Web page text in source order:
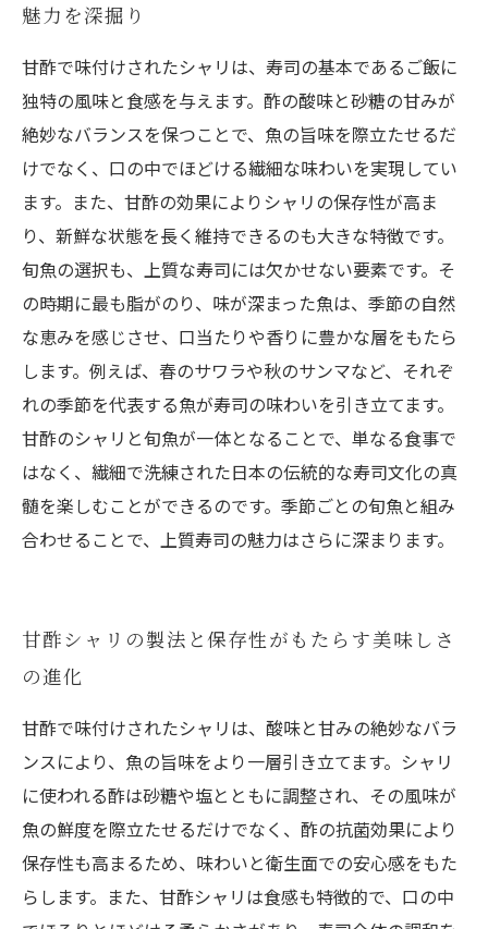
魅力を深掘り
甘酢で味付けされたシャリは、寿司の基本であるご飯に
独特の風味と食感を与えます。酢の酸味と砂糖の甘みが
絶妙なバランスを保つことで、魚の旨味を際立たせるだ
けでなく、口の中でほどける繊細な味わいを実現してい
ます。また、甘酢の効果によりシャリの保存性が高ま
り、新鮮な状態を長く維持できるのも大きな特徴です。
旬魚の選択も、上質な寿司には欠かせない要素です。そ
の時期に最も脂がのり、味が深まった魚は、季節の自然
な恵みを感じさせ、口当たりや香りに豊かな層をもたら
します。例えば、春のサワラや秋のサンマなど、それぞ
れの季節を代表する魚が寿司の味わいを引き立てます。
甘酢のシャリと旬魚が一体となることで、単なる食事で
はなく、繊細で洗練された日本の伝統的な寿司文化の真
髄を楽しむことができるのです。季節ごとの旬魚と組み
合わせることで、上質寿司の魅力はさらに深まります。
甘酢シャリの製法と保存性がもたらす美味しさ
の進化
甘酢で味付けされたシャリは、酸味と甘みの絶妙なバラ
ンスにより、魚の旨味をより一層引き立てます。シャリ
に使われる酢は砂糖や塩とともに調整され、その風味が
魚の鮮度を際立たせるだけでなく、酢の抗菌効果により
保存性も高まるため、味わいと衛生面での安心感をもた
らします。また、甘酢シャリは食感も特徴的で、口の中